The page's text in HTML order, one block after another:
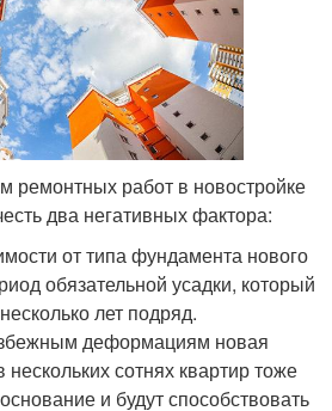
ремонтных работ в новостройке
два негативных фактора:
от типа фундамента нового
обязательной усадки, который
лет подряд.
деформациям новая
нескольких сотнях квартир тоже
и будут способствовать